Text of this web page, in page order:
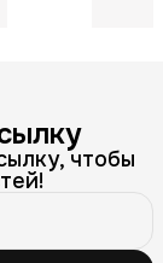
чтобы